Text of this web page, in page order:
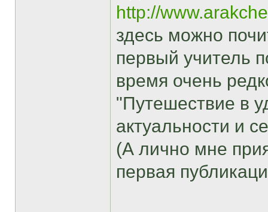
http://
здесь можно
первый учитель
время очень
"Путешествие в
актуальности и
(А лично мне
первая